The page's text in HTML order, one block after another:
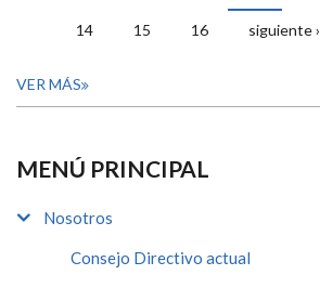
14 15 16 siguiente ›
VER MÁS
MENÚ PRINCIPAL
Nosotros
Consejo Directivo actual